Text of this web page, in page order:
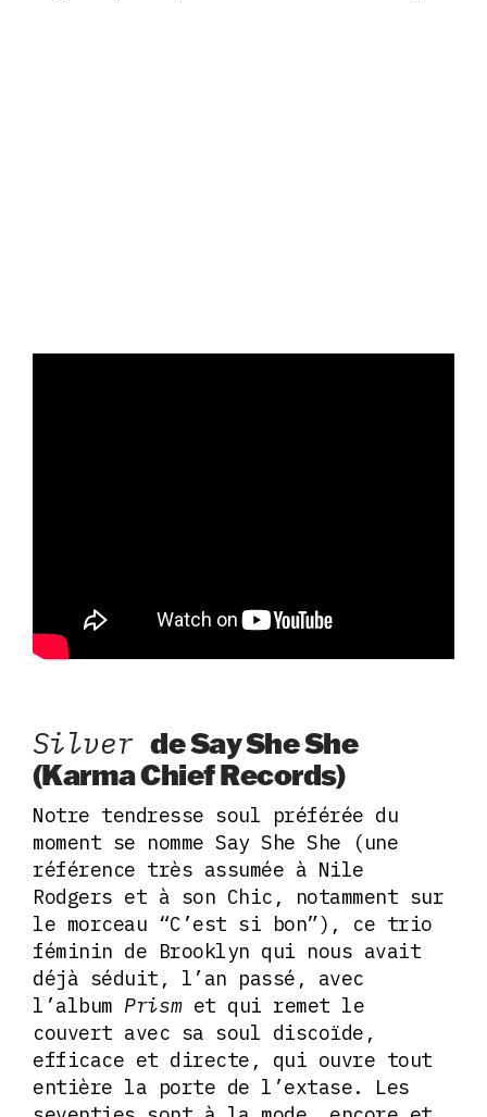
Silverde Say She She
(Karma Chief Records)
Notre tendresse soul préférée du
moment se nomme Say She She (une
référence très assumée à Nile
Rodgers et à son Chic, notamment sur
le morceau “C’est si bon”), ce trio
féminin de Brooklyn qui nous avait
déjà séduit, l’an passé, avec
l’album Prism et qui remet le
couvert avec sa soul discoïde,
efficace et directe, qui ouvre tout
entière la porte de l’extase. Les